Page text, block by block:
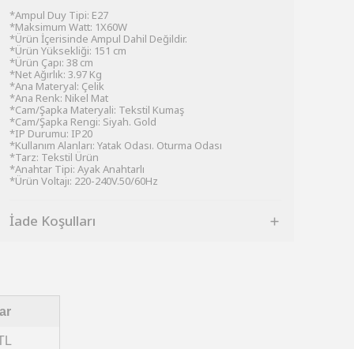
*Ampul Duy Tipi: E27
*Maksimum Watt: 1X60W
*Ürün İçerisinde Ampul Dahil Değildir.
*Ürün Yüksekliği: 151 cm
*Ürün Çapı: 38 cm
*Net Ağırlık: 3.97 Kg
*Ana Materyal: Çelik
*Ana Renk: Nikel Mat
*Cam/Şapka Materyali: Tekstil Kumaş
*Cam/Şapka Rengi: Siyah. Gold
*IP Durumu: IP20
*Kullanım Alanları: Yatak Odası. Oturma Odası
*Tarz: Tekstil Ürün
*Anahtar Tipi: Ayak Anahtarlı
*Ürün Voltajı: 220-240V.50/60Hz
İade Koşulları